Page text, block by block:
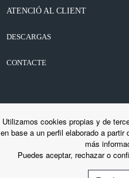
ATENCIÓ AL CLIENT
DESCARGAS
CONTACTE
Utilizamos cookies propias y de
en base a un perfil elaborado a
más
Puedes aceptar, rechazar o